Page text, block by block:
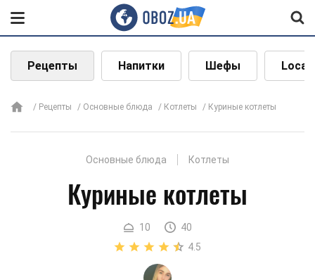
Рецепты Напитки Шефы Local
Рецепты Основные блюда Котлеты Куриные котлеты
Основные блюда Котлеты
Куриные котлеты
10
40
4.5